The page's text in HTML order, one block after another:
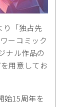
「独占先
ーコミック
ナル作品の
用意してお
始15周年を